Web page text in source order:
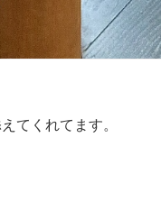
てくれてます。